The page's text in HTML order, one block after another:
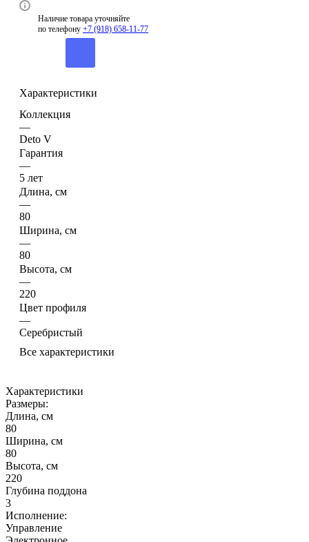
Наличие товара уточняйте
по телефону +7 (918) 658-11-77
Характеристики
Коллекция
—
Deto V
Гарантия
—
5 лет
Длина, см
—
80
Ширина, см
—
80
Высота, см
—
220
Цвет профиля
—
Серебристый
Все характеристики
Характеристики
Размеры:
Длина, см
80
Ширина, см
80
Высота, см
220
Глубина поддона
3
Исполнение:
Управление